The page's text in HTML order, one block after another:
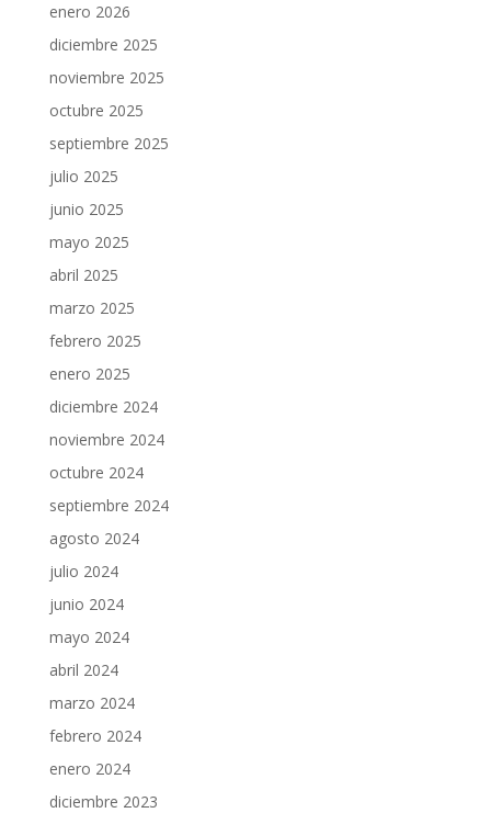
enero 2026
diciembre 2025
noviembre 2025
octubre 2025
septiembre 2025
julio 2025
junio 2025
mayo 2025
abril 2025
marzo 2025
febrero 2025
enero 2025
diciembre 2024
noviembre 2024
octubre 2024
septiembre 2024
agosto 2024
julio 2024
junio 2024
mayo 2024
abril 2024
marzo 2024
febrero 2024
enero 2024
diciembre 2023